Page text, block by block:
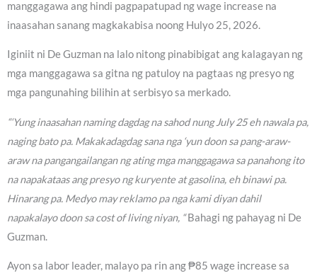
manggagawa ang hindi pagpapatupad ng wage increase na
inaasahan sanang magkakabisa noong Hulyo 25, 2026.
Iginiit ni De Guzman na lalo nitong pinabibigat ang kalagayan ng
mga manggagawa sa gitna ng patuloy na pagtaas ng presyo ng
mga pangunahing bilihin at serbisyo sa merkado.
“‘Yung inaasahan naming dagdag na sahod nung July 25 eh nawala pa,
naging bato pa. Makakadagdag sana nga ‘yun doon sa pang-araw-
araw na pangangailangan ng ating mga manggagawa sa panahong ito
na napakataas ang presyo ng kuryente at gasolina, eh binawi pa.
Hinarang pa. Medyo may reklamo pa nga kami diyan dahil
napakalayo doon sa cost of living niyan, “Bahagi ng pahayag ni De
Guzman.
Ayon sa labor leader, malayo pa rin ang ₱85 wage increase sa